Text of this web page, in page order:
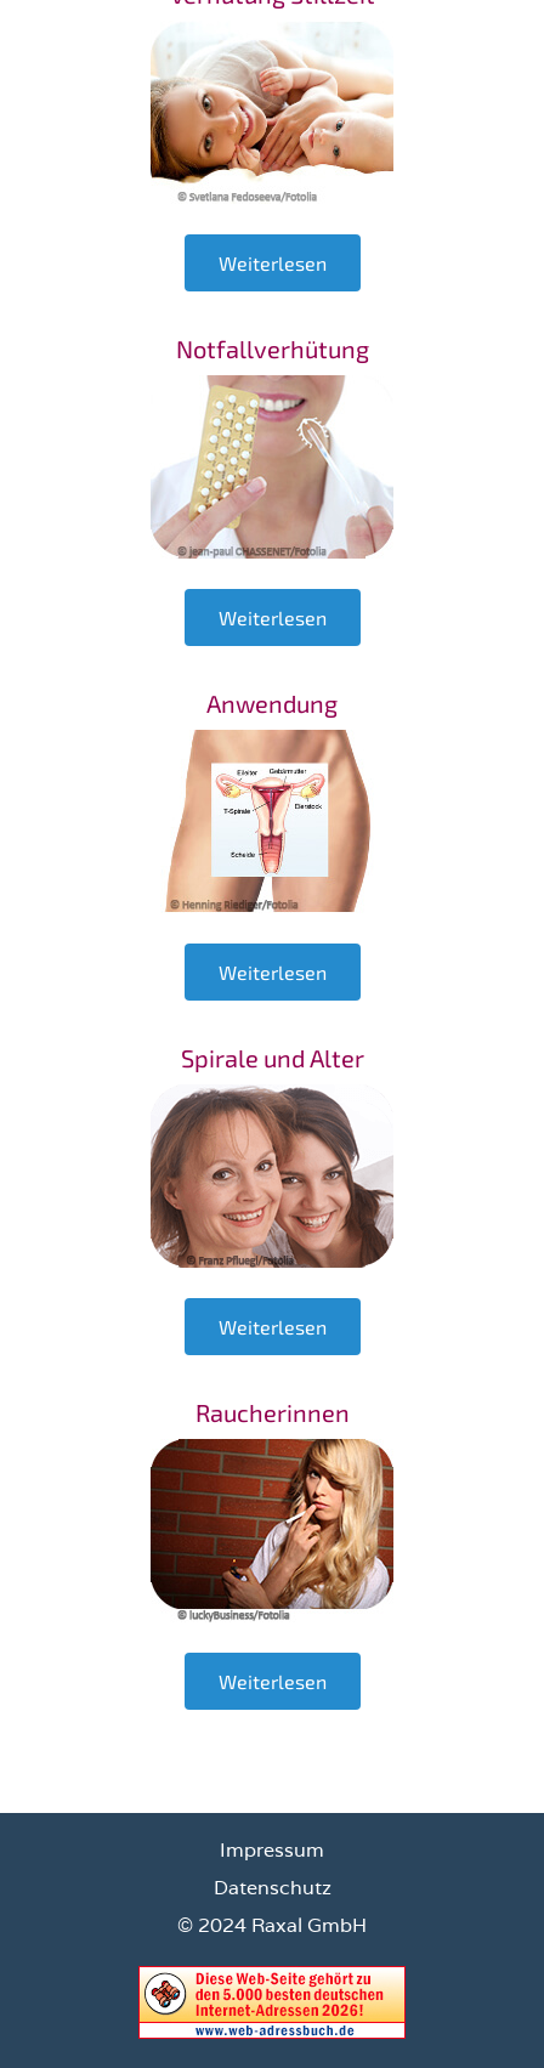
Weiterlesen
Notfallverhütung
Weiterlesen
Anwendung
Weiterlesen
Spirale und Alter
Weiterlesen
Raucherinnen
Weiterlesen
Impressum
Datenschutz
© 2024 Raxal GmbH